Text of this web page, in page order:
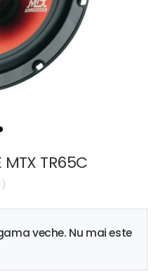
MTX TR65C
veche. Nu mai este